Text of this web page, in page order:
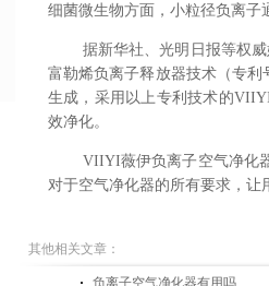
细菌微生物方面，小粒径负离子
据新华社、光明日报等权
富勒烯负离子释放器技术（专利
生成，采用以上专利技术的
效净化。
VIIYI薇伊负离子空气净化
对于空气净化器的所有要求，让
其他相关文章：
负离子空气净化器有用吗